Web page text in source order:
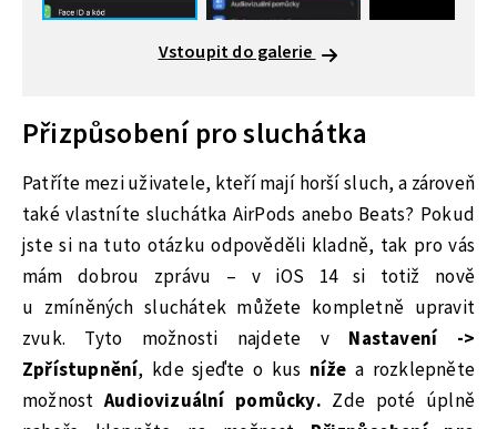
Vstoupit do galerie
Přizpůsobení pro sluchátka
Patříte mezi uživatele, kteří mají horší sluch, a zároveň
také vlastníte sluchátka AirPods anebo Beats? Pokud
jste si na tuto otázku odpověděli kladně, tak pro vás
mám dobrou zprávu – v iOS 14 si totiž nově
u zmíněných sluchátek můžete kompletně upravit
zvuk. Tyto možnosti najdete v Nastavení ->
Zpřístupnění, kde sjeďte o kus níže a rozklepněte
možnostAudiovizuální pomůcky. Zde poté úplně